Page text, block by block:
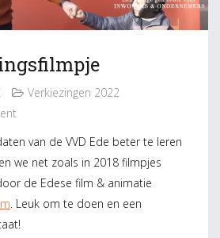
Verkiezingen 2022
van de VVD Ede beter te leren
we net zoals in 2018 filmpjes
de Edese film & animatie
. Leuk om te doen en een